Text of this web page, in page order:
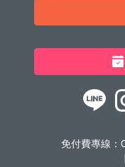
免付費專線：